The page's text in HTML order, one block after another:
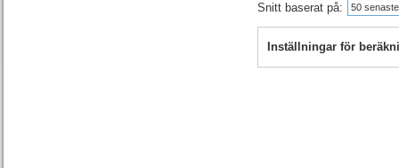
Snitt baserat på: 50
Inställningar för